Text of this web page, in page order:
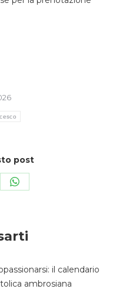
post
Condividi
il calendario
ambrosiana